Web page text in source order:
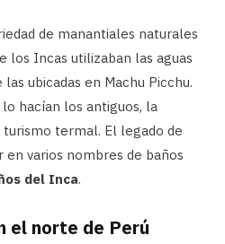
de manantiales naturales
los Incas utilizaban las aguas
ubicadas en Machu Picchu.
hacían los antiguos, la
termal. El legado de
varios nombres de baños
del Inca.
el norte de Perú